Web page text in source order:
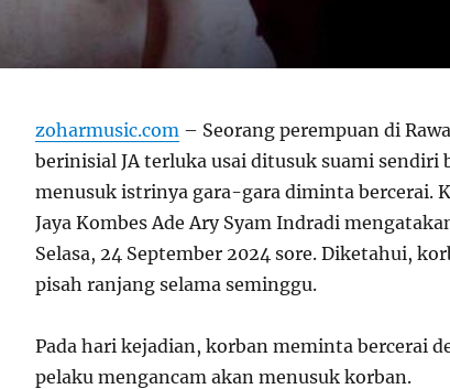
zoharmusic.com – Seorang perempuan di
berinisial JA terluka usai ditusuk suami sendiri
menusuk istrinya gara-gara diminta bercerai.
Jaya Kombes Ade Ary Syam Indradi
Selasa, 24 September 2024 sore. Diketahui,
pisah ranjang selama seminggu.
Pada hari kejadian, korban meminta bercerai
pelaku mengancam akan menusuk korban.